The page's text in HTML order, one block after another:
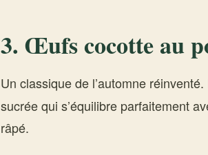
3. Œufs cocotte au
Un classique de l’automne réinventé.
sucrée qui s’équilibre parfaitement
râpé.